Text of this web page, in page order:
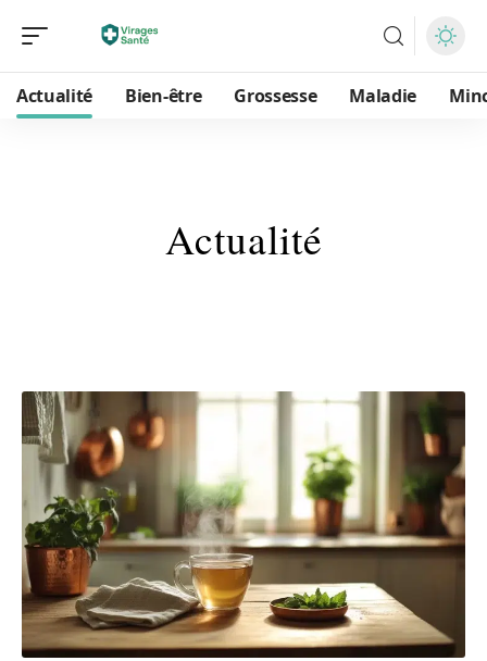
Actualité Bien-être Grossesse Maladie
Actualité